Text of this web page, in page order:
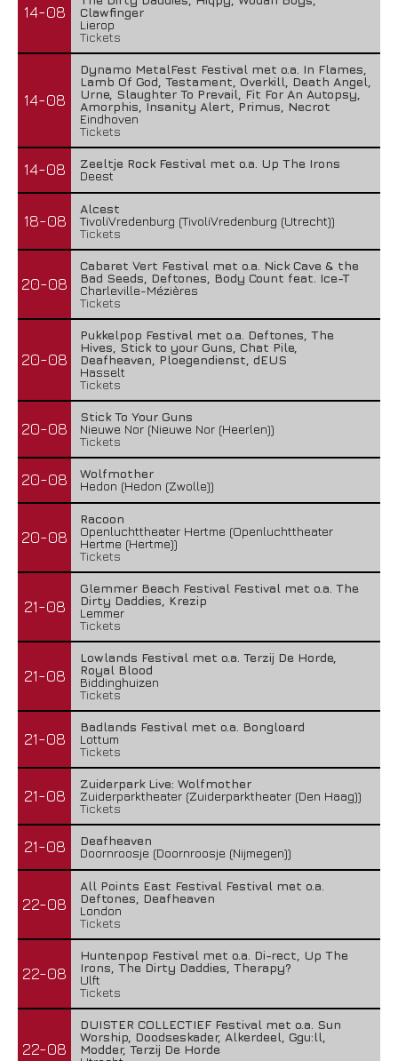
14-08
Clawfinger
Lierop
Tickets
14-08
Dynamo MetalFest Festival met o.a. In Flames,
Lamb Of God, Testament, Overkill, Death Angel,
Urne, Slaughter To Prevail, Fit For An Autopsy,
Amorphis, Insanity Alert, Primus, Necrot
Eindhoven
Tickets
14-08
Zeeltje Rock Festival met o.a. Up The Irons
Deest
18-08
Alcest
TivoliVredenburg (TivoliVredenburg (Utrecht))
Tickets
20-08
Cabaret Vert Festival met o.a. Nick Cave & the
Bad Seeds, Deftones, Body Count feat. Ice-T
Charleville-Mézières
Tickets
20-08
Pukkelpop Festival met o.a. Deftones, The
Hives, Stick to your Guns, Chat Pile,
Deafheaven, Ploegendienst, dEUS
Hasselt
Tickets
20-08
Stick To Your Guns
Nieuwe Nor (Nieuwe Nor (Heerlen))
Tickets
20-08
Wolfmother
Hedon (Hedon (Zwolle))
20-08
Racoon
Openluchttheater Hertme (Openluchttheater
Hertme (Hertme))
Tickets
21-08
Glemmer Beach Festival Festival met o.a. The
Dirty Daddies, Krezip
Lemmer
Tickets
21-08
Lowlands Festival met o.a. Terzij De Horde,
Royal Blood
Biddinghuizen
Tickets
21-08
Badlands Festival met o.a. Bongloard
Lottum
Tickets
21-08
Zuiderpark Live: Wolfmother
Zuiderparktheater (Zuiderparktheater (Den Haag))
Tickets
21-08
Deafheaven
Doornroosje (Doornroosje (Nijmegen))
22-08
All Points East Festival Festival met o.a.
Deftones, Deafheaven
London
Tickets
22-08
Huntenpop Festival met o.a. Di-rect, Up The
Irons, The Dirty Daddies, Therapy?
Ulft
Tickets
22-08
DUISTER COLLECTIEF Festival met o.a. Sun
Worship, Doodseskader, Alkerdeel, Ggu:ll,
Modder, Terzij De Horde